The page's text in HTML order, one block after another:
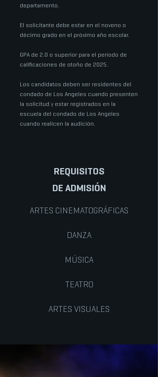
departamento.
El solicitante debe estar en el noveno o
décimo grado en el próximo año escolar.
GPA de 2.0 o superior para el período de
calificaciones de otoño de 2025.
Los candidatos deben ser residentes del
condado de Los Angeles cuando presenten
la solicitud y estar registrados en la
escuela del condado de Los Angeles
cuando realicen la audición.
REQUISITOS
DE ADMISIÓN
ARTES CINEMATOGRÁFICAS
DANZA
MÚSICA
TEATRO
ARTES VISUALES